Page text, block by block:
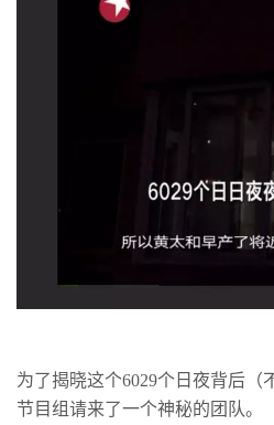
为了揭晓这个6029个日夜背后（
节目组请来了一个神秘的团队。